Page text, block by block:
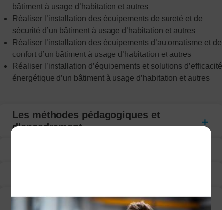
bâtiment à usage d’habitation et autres
Réaliser l’installation des équipements de sureté et de
sécurité d’un bâtiment à usage d’habitation et autres
Réaliser l’installation des équipements d’automatisme et de
confort d’un bâtiment à usage d’habitation et autres
Réaliser l’installation d’équipements et solutions d’efficacité
énergétique d’un bâtiment à usage d’habitation et autres
Les méthodes pédagogiques et
d'encadrement
Suivi de la formation